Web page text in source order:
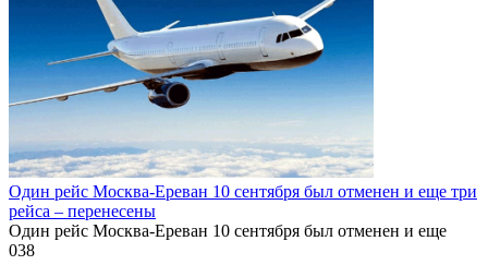
Один рейс Москва-Ереван 10 сентября был отменен и еще три
рейса – перенесены
Один рейс Москва-Ереван 10 сентября был отменен и еще
038